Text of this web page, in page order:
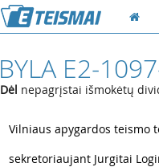
BYLA E2-
Dėl nepagrįstai išmokėtų
Vilniaus apygardos teismo
sekretoriaujant Jurgitai